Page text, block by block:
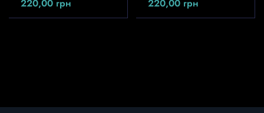
220,00 грн 220,00 грн